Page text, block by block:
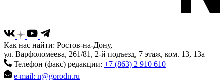
Как нас найти: Ростов-на-Дону,
ул. Варфоломеева, 261/81, 2-й подъезд, 7 этаж, ком. 13, 13а
Телефон (факс) редакции: +7 (863) 2 910 610
e-mail: n@gorodn.ru